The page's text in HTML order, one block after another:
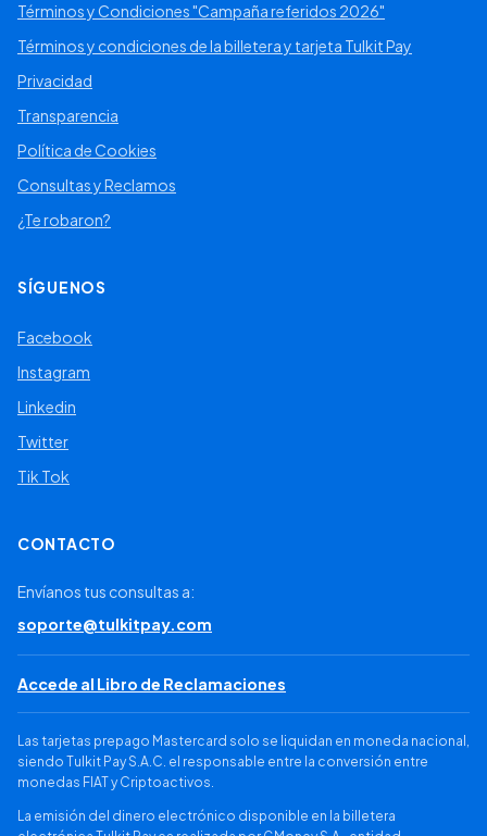
Términos y Condiciones "Campaña referidos 2026"
Términos y condiciones de la billetera y tarjeta Tulkit Pay
Privacidad
Transparencia
Política de Cookies
Consultas y Reclamos
¿Te robaron?
SÍGUENOS
Facebook
Instagram
Linkedin
Twitter
Tik Tok
CONTACTO
Envíanos tus consultas a:
soporte@tulkitpay.com
Accede al Libro de Reclamaciones
Las tarjetas prepago Mastercard solo se liquidan en moneda nacional,
siendo Tulkit Pay S.A.C. el responsable entre la conversión entre
monedas FIAT y Criptoactivos.
La emisión del dinero electrónico disponible en la billetera